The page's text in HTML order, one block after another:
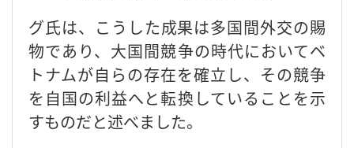
グ氏は、こうした成果は多国間外交の賜
物であり、大国間競争の時代においてベ
トナムが自らの存在を確立し、その競争
を自国の利益へと転換していることを示
すものだと述べました。